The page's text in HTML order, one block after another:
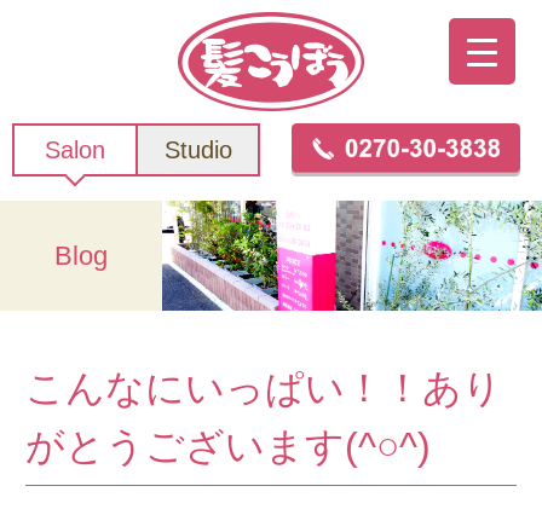
Salon Studio
Blog
こんなにいっぱい！！あり
がとうございます(^○^)